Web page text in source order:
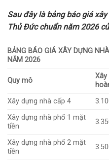
Sau đây là bảng báo giá
Thủ Đức chuẩn năm 2026
BẢNG BÁO GIÁ XÂY DỰNG
NĂM 2026
Quy mô
Xây dựng nhà cấp 4
Xây dựng nhà phố 1 mặt
tiền
Xây dựng nhà phố 2 mặt
tiền